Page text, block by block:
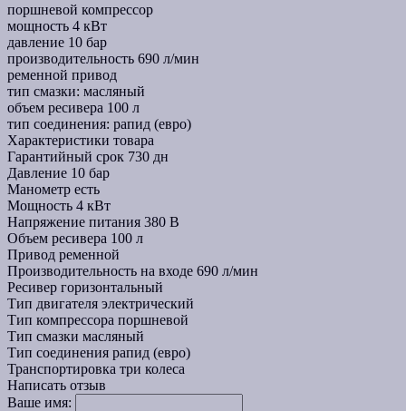
поршневой компрессор
мощность 4 кВт
давление 10 бар
производительность 690 л/мин
ременной привод
тип смазки: масляный
объем ресивера 100 л
тип соединения: рапид (евро)
Характеристики товара
Гарантийный срок 730 дн
Давление 10 бар
Манометр есть
Мощность 4 кВт
Напряжение питания 380 В
Объем ресивера 100 л
Привод ременной
Производительность на входе 690 л/мин
Ресивер горизонтальный
Тип двигателя электрический
Тип компрессора поршневой
Тип смазки масляный
Тип соединения рапид (евро)
Транспортировка три колеса
Написать отзыв
Ваше имя: